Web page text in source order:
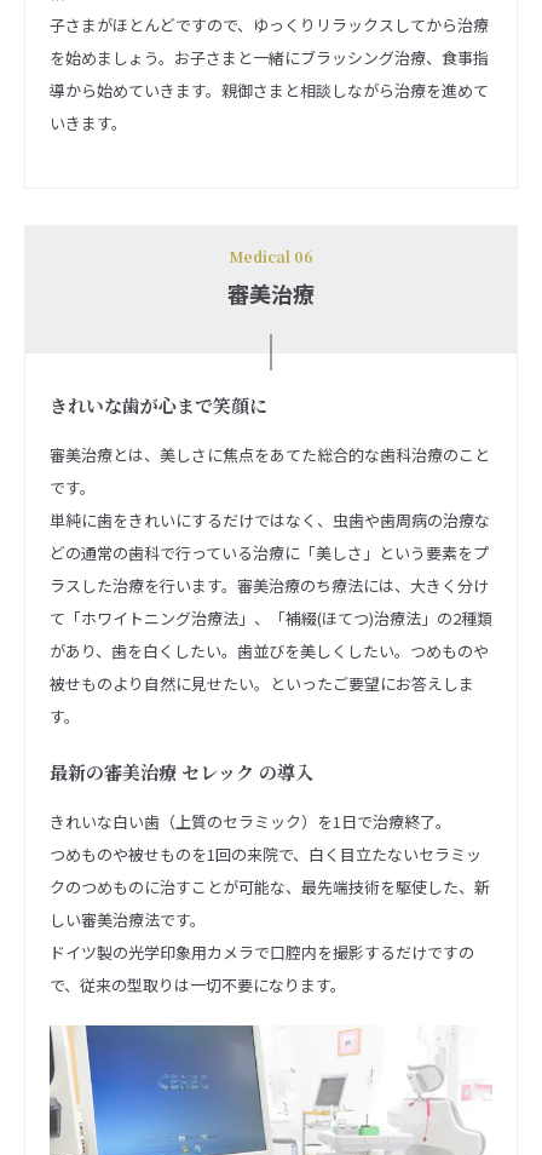
子さまがほとんどですので、ゆっくりリラックスしてから治療
を始めましょう。お子さまと一緒にブラッシング治療、食事指
導から始めていきます。親御さまと相談しながら治療を進めて
いきます。
Medical 06
審美治療
きれいな歯が心まで笑顔に
審美治療とは、美しさに焦点をあてた総合的な歯科治療のこと
です。
単純に歯をきれいにするだけではなく、虫歯や歯周病の治療な
どの通常の歯科で行っている治療に「美しさ」という要素をプ
ラスした治療を行います。審美治療のち療法には、大きく分け
て「ホワイトニング治療法」、「補綴(ほてつ)治療法」の2種類
があり、歯を白くしたい。歯並びを美しくしたい。つめものや
被せものより自然に見せたい。といったご要望にお答えしま
す。
最新の審美治療 セレック の導入
きれいな白い歯（上質のセラミック）を1日で治療終了。
つめものや被せものを1回の来院で、白く目立たないセラミッ
クのつめものに治すことが可能な、最先端技術を駆使した、新
しい審美治療法です。
ドイツ製の光学印象用カメラで口腔内を撮影するだけですの
で、従来の型取りは一切不要になります。